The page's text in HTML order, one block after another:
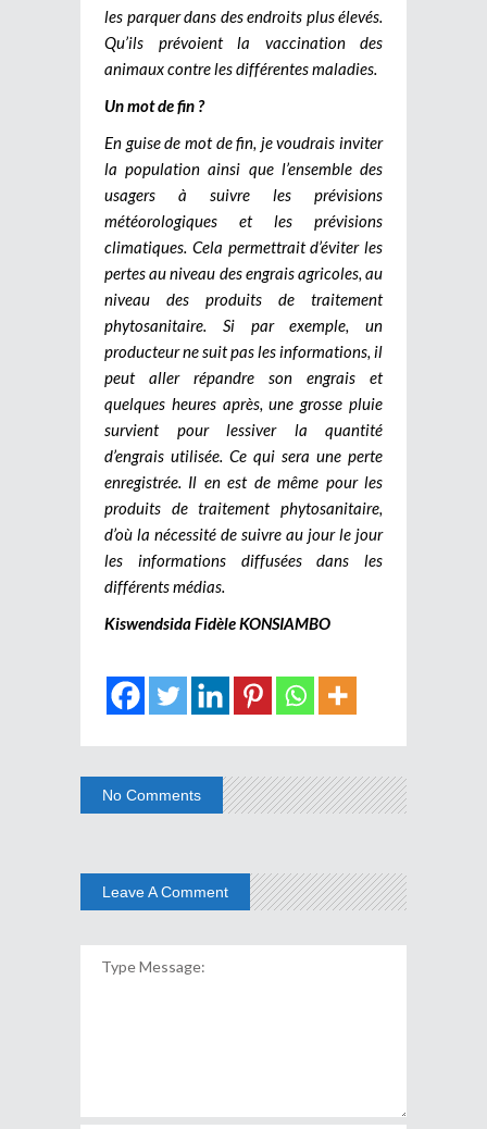
les parquer dans des endroits plus élevés.
Qu’ils prévoient la vaccination des
animaux contre les différentes maladies.
Un mot de fin ?
En guise de mot de fin, je voudrais inviter
la population ainsi que l’ensemble des
usagers à suivre les prévisions
météorologiques et les prévisions
climatiques. Cela permettrait d’éviter les
pertes au niveau des engrais agricoles, au
niveau des produits de traitement
phytosanitaire. Si par exemple, un
producteur ne suit pas les informations, il
peut aller répandre son engrais et
quelques heures après, une grosse pluie
survient pour lessiver la quantité
d’engrais utilisée. Ce qui sera une perte
enregistrée. Il en est de même pour les
produits de traitement phytosanitaire,
d’où la nécessité de suivre au jour le jour
les informations diffusées dans les
différents médias.
Kiswendsida Fidèle KONSIAMBO
No Comments
Leave A Comment